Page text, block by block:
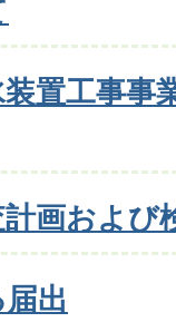
置工事事
画および
出